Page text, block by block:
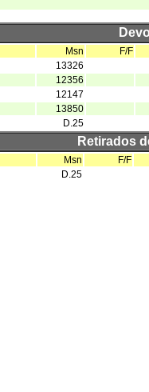
Msn
F/F
13326
12356
12147
13850
D.25
Retirados
Msn
F/F
D.25